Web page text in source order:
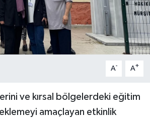
A- A+
ve kırsal bölgelerdeki eğitim
amaçlayan etkinlik